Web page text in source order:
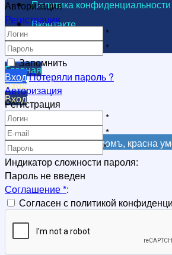
Политика конфиденциальности
Вконтакте
Видеоканал
Главная
Вход
Вход
Регистрация
Регистрация
Не красна книга письмомъ, красна
Авторизация
Регистрация
*
*
Запомнить
Вход Потеряли пароль ?
Авторизация
Регистрация
*
*
*
Индикатор сложности пароля:
Пароль не введен
Соглашение*:
Согласен с политикой